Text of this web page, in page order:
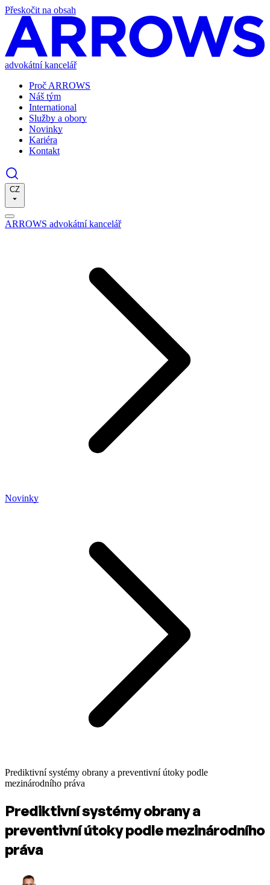
Přeskočit na obsah
advokátní kancelář
Proč ARROWS
Náš tým
International
Služby a obory
Novinky
Kariéra
Kontakt
CZ
ARROWS advokátní kancelář
Novinky
Prediktivní systémy obrany a preventivní útoky podle
mezinárodního práva
Prediktivní systémy obrany a
preventivní útoky podle mezinárodního
práva